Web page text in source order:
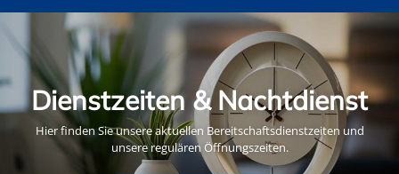
Dienstzeiten & Nachtdienst
Hier finden Sie unsere aktuellen Bereitschaftsdienstzeiten und
unsere regulären Öffnungszeiten.